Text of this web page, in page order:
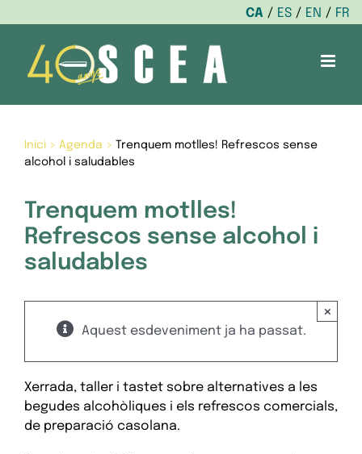
CA ES EN
FR
content
Inici> Agenda >
Trenquem motlles! Refrescos sense
alcohol i saludables
Trenquem motlles!
Refrescos sense alcohol i
saludables
Aquest esdeveniment ja ha passat.
×
Xerrada, taller i tastet sobre alternatives a les
begudes alcohòliques i els refrescos comercials,
de preparació casolana.